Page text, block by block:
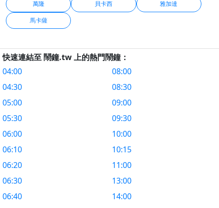
萬隆 貝卡西 雅加達
馬卡薩
快速連結至 鬧鐘.tw 上的熱門鬧鐘：
04:00
04:30
05:00
05:30
06:00
06:10
06:20
06:30
06:40
08:00
08:30
09:00
09:30
10:00
10:15
11:00
13:00
14:00